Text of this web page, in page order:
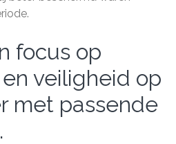
focus op
veiligheid op
met passende